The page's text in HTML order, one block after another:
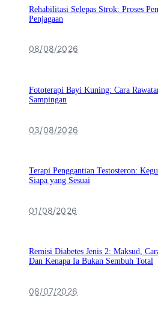
Rehabilitasi Selepas Strok: Proses
Penjagaan
08/08/2026
Fototerapi Bayi Kuning: Cara
Sampingan
03/08/2026
Terapi Penggantian Testosteron:
Siapa yang Sesuai
01/08/2026
Remisi Diabetes Jenis 2: Maksud,
Dan Kenapa Ia Bukan Sembuh Total
08/07/2026